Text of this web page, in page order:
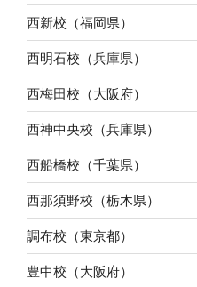
西新校（福岡県）
西明石校（兵庫県）
西梅田校（大阪府）
西神中央校（兵庫県）
西船橋校（千葉県）
西那須野校（栃木県）
調布校（東京都）
豊中校（大阪府）